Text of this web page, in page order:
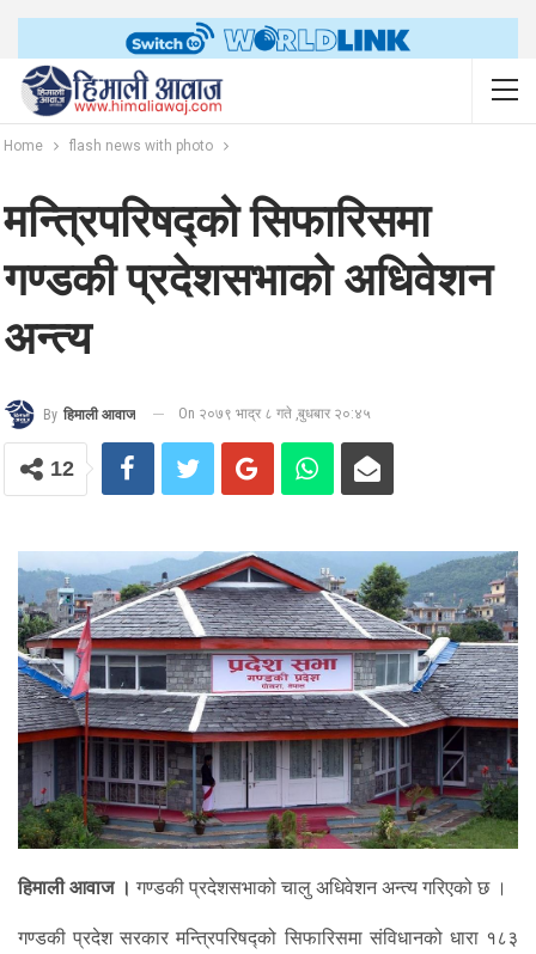
Home flash news with photo
मन्त्रिपरिषद्को सिफारिसमा
गण्डकी प्रदेशसभाको अधिवेशन
अन्त्य
By हिमाली आवाज On २०७९ भाद्र ८ गते ,बुधबार २०:४५
12
हिमाली आवाज । गण्डकी प्रदेशसभाको चालु अधिवेशन अन्त्य गरिएको छ ।
गण्डकी प्रदेश सरकार मन्त्रिपरिषद्को सिफारिसमा संविधानको धारा १८३